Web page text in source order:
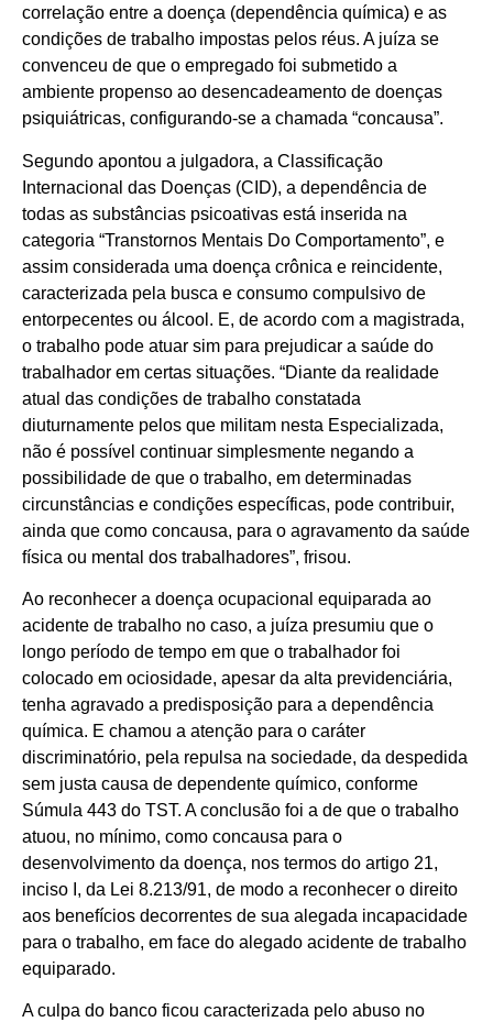
correlação entre a doença (dependência química) e as
condições de trabalho impostas pelos réus. A juíza se
convenceu de que o empregado foi submetido a
ambiente propenso ao desencadeamento de doenças
psiquiátricas, configurando-se a chamada “concausa”.
Segundo apontou a julgadora, a Classificação
Internacional das Doenças (CID), a dependência de
todas as substâncias psicoativas está inserida na
categoria “Transtornos Mentais Do Comportamento”, e
assim considerada uma doença crônica e reincidente,
caracterizada pela busca e consumo compulsivo de
entorpecentes ou álcool. E, de acordo com a magistrada,
o trabalho pode atuar sim para prejudicar a saúde do
trabalhador em certas situações. “Diante da realidade
atual das condições de trabalho constatada
diuturnamente pelos que militam nesta Especializada,
não é possível continuar simplesmente negando a
possibilidade de que o trabalho, em determinadas
circunstâncias e condições específicas, pode contribuir,
ainda que como concausa, para o agravamento da saúde
física ou mental dos trabalhadores”, frisou.
Ao reconhecer a doença ocupacional equiparada ao
acidente de trabalho no caso, a juíza presumiu que o
longo período de tempo em que o trabalhador foi
colocado em ociosidade, apesar da alta previdenciária,
tenha agravado a predisposição para a dependência
química. E chamou a atenção para o caráter
discriminatório, pela repulsa na sociedade, da despedida
sem justa causa de dependente químico, conforme
Súmula 443 do TST. A conclusão foi a de que o trabalho
atuou, no mínimo, como concausa para o
desenvolvimento da doença, nos termos do artigo 21,
inciso I, da Lei 8.213/91, de modo a reconhecer o direito
aos benefícios decorrentes de sua alegada incapacidade
para o trabalho, em face do alegado acidente de trabalho
equiparado.
A culpa do banco ficou caracterizada pelo abuso no